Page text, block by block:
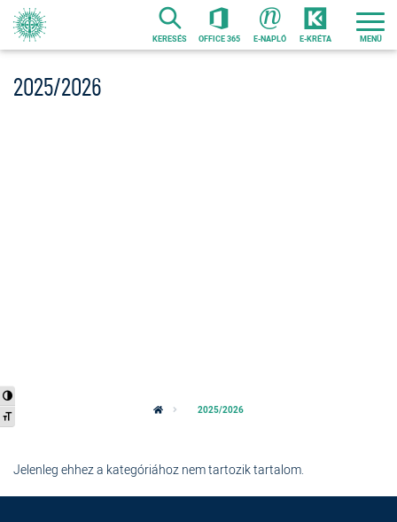
Ugrás
a
tartalomra
Nagy kontraszt váltása
Betűméret váltása
KERESÉS OFFICE 365 E-NAPLÓ E-KRÉTA
2025/2026
2025/2026
Jelenleg ehhez a kategóriához nem tartozik tartalom.